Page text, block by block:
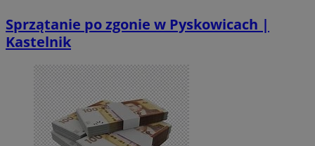
Sprzątanie po zgonie w Pyskowicach |
Kastelnik